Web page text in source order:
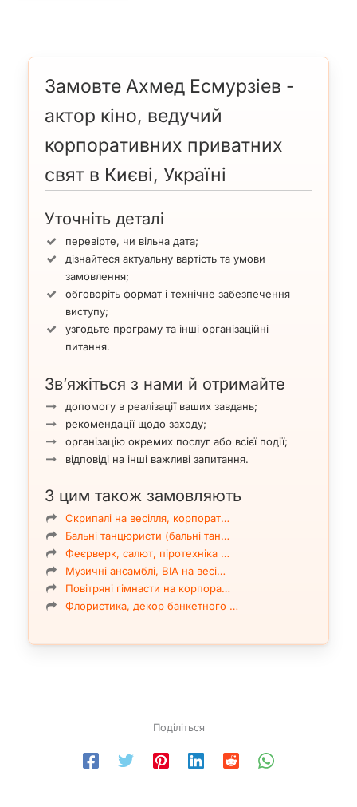
Замовте Ахмед Есмурзіев -
актор кіно, ведучий
корпоративних приватних
свят в Києві, Україні
Уточніть деталі
перевірте, чи вільна дата;
дізнайтеся актуальну вартість та умови
замовлення;
обговоріть формат і технічне забезпечення
виступу;
узгодьте програму та інші організаційні
питання.
Зв’яжіться з нами й отримайте
допомогу в реалізації ваших завдань;
рекомендації щодо заходу;
організацію окремих послуг або всієї події;
відповіді на інші важливі запитання.
З цим також замовляють
Скрипалі на весілля, корпорат…
Бальні танцюристи (бальні тан…
Феєрверк, салют, піротехніка …
Музичні ансамблі, ВІА на весі…
Повітряні гімнасти на корпора…
Флористика, декор банкетного …
Поділіться